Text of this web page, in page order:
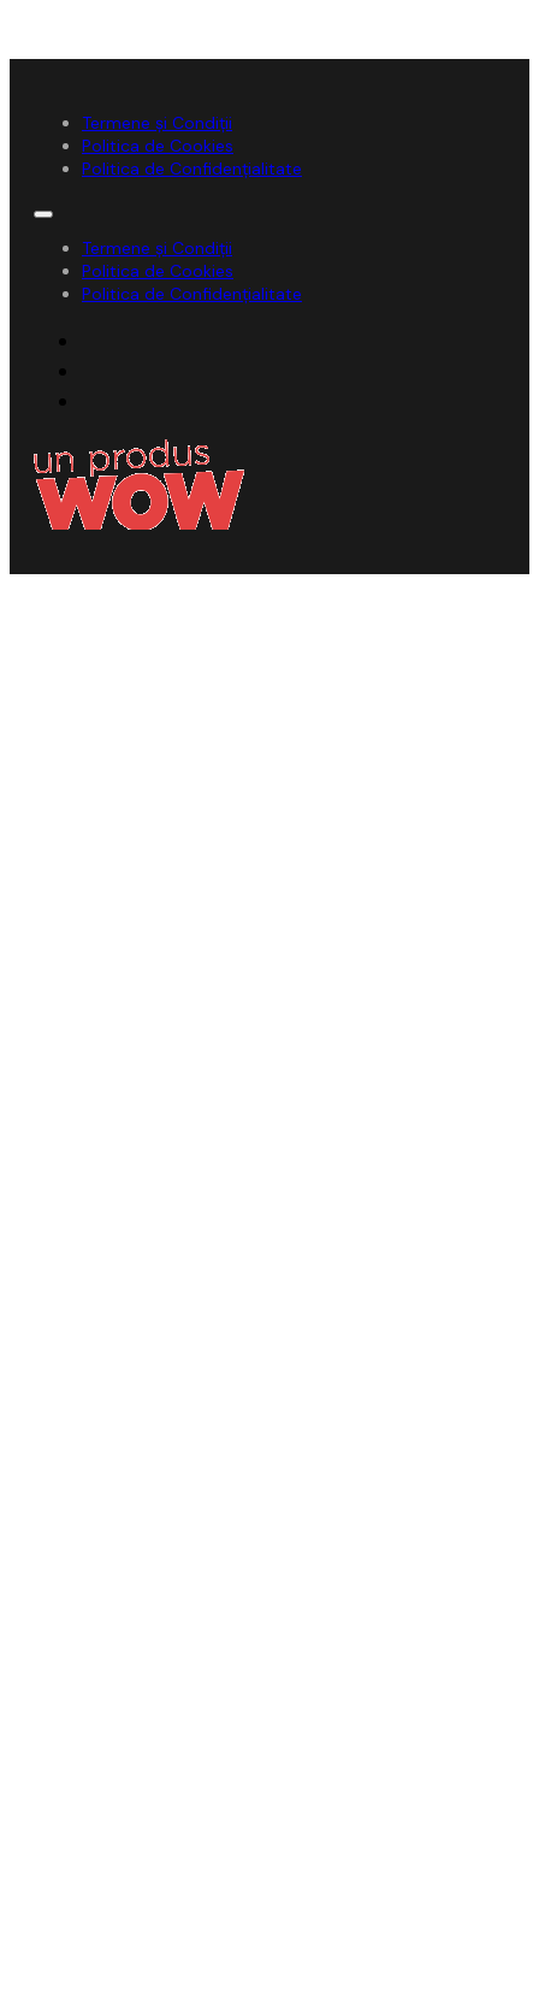
Termene și Condiții
Politica de Cookies
Politica de Confidențialitate
Termene și Condiții
Politica de Cookies
Politica de Confidențialitate